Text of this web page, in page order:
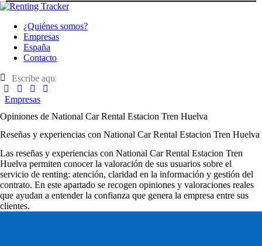
¿Quiénes somos?
Empresas
España
Contacto
Empresas
Opiniones de National Car Rental Estacion Tren Huelva
Reseñas y experiencias con National Car Rental Estacion Tren Huelva
Las reseñas y experiencias con National Car Rental Estacion Tren
Huelva permiten conocer la valoración de sus usuarios sobre el
servicio de renting: atención, claridad en la información y gestión del
contrato. En este apartado se recogen opiniones y valoraciones reales
que ayudan a entender la confianza que genera la empresa entre sus
clientes.